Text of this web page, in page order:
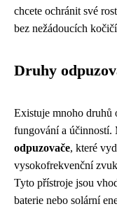
chcete ochránit své
bez nežádoucích
Druhy
Existuje mnoho druhů
fungování a účinností.
odpuzovače, které
vysokofrekvenční
Tyto přístroje jsou
baterie nebo solární